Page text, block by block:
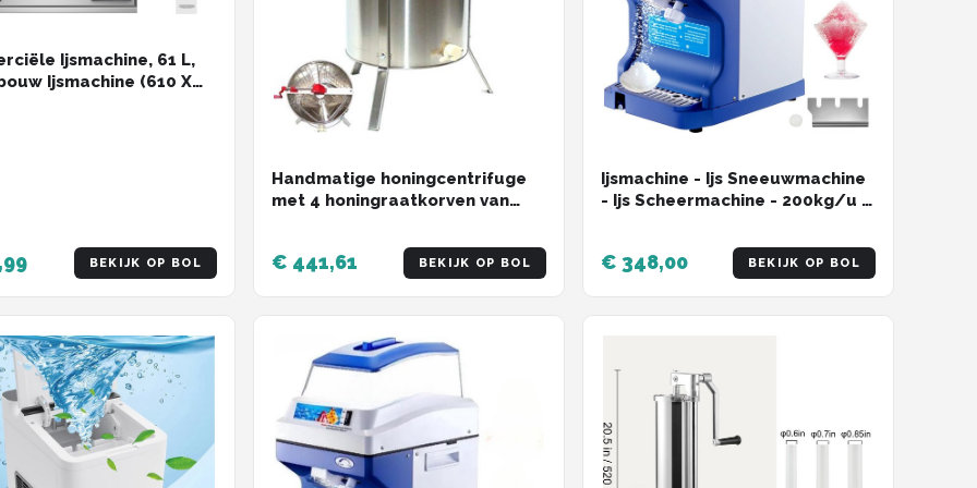
Ijsmachine, 61 L,
Ijsmachine (610 X
BEKIJK OP BOL
Handmatige honingcentrifuge
met 4 honingraatkorven van
€ 441,61 BEKIJK OP BOL
Ijsmachine - Ijs Sneeuwmachine
- Ijs Scheermachine - 200kg/u -
300W - 28x37x54cm
€ 348,00 BEKIJK OP BOL